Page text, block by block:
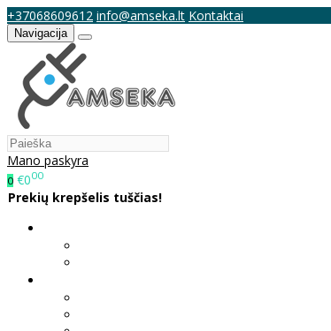
+37068609612 info@amseka.lt Kontaktai
Navigacija
Mano paskyra
0 €000
Prekių krepšelis tuščias!